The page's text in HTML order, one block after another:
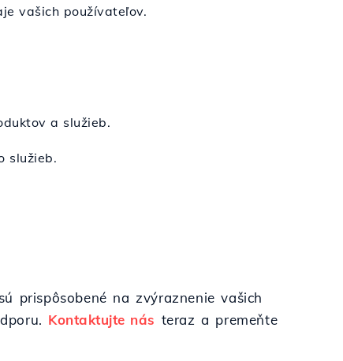
vašich používateľov.
a služieb.
služieb.
prispôsobené na zvýraznenie vašich
Kontaktujte nás teraz a premeňte